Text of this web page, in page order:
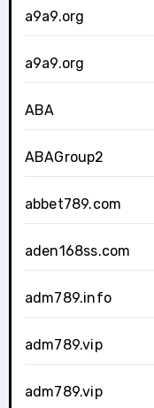
a9a9.org
a9a9.org
ABA
ABAGroup2
abbet789.com
aden168ss.com
adm789.info
adm789.vip
adm789.vip